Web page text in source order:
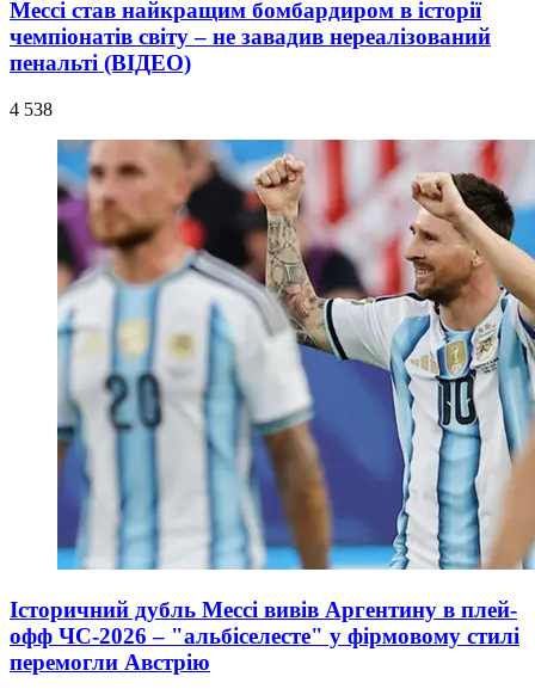
Мессі став найкращим бомбардиром в історії
чемпіонатів світу – не завадив нереалізований
пенальті (ВІДЕО)
4 538
Історичний дубль Мессі вивів Аргентину в плей-
офф ЧС-2026 – "альбіселесте" у фірмовому стилі
перемогли Австрію